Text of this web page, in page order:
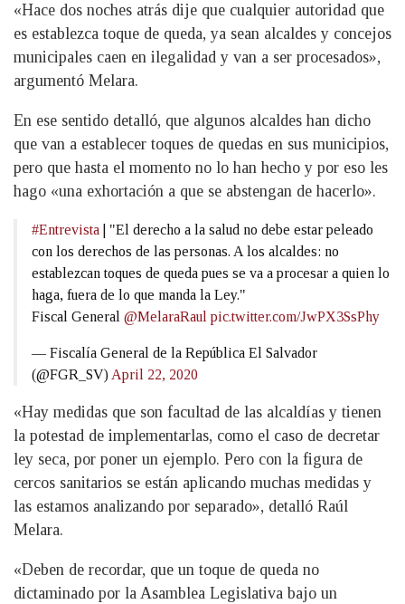
«Hace dos noches atrás dije que cualquier autoridad que
es establezca toque de queda, ya sean alcaldes y concejos
municipales caen en ilegalidad y van a ser procesados»,
argumentó Melara.
En ese sentido detalló, que algunos alcaldes han dicho
que van a establecer toques de quedas en sus municipios,
pero que hasta el momento no lo han hecho y por eso les
hago «una exhortación a que se abstengan de hacerlo».
#Entrevista | "El derecho a la salud no debe estar peleado
con los derechos de las personas. A los alcaldes: no
establezcan toques de queda pues se va a procesar a quien lo
haga, fuera de lo que manda la Ley."
Fiscal General @MelaraRaul pic.twitter.com/JwPX3SsPhy
— Fiscalía General de la República El Salvador
(@FGR_SV) April 22, 2020
«Hay medidas que son facultad de las alcaldías y tienen
la potestad de implementarlas, como el caso de decretar
ley seca, por poner un ejemplo. Pero con la figura de
cercos sanitarios se están aplicando muchas medidas y
las estamos analizando por separado», detalló Raúl
Melara.
«Deben de recordar, que un toque de queda no
dictaminado por la Asamblea Legislativa bajo un